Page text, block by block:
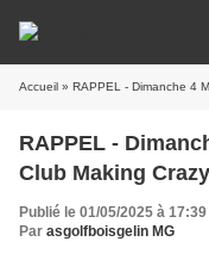
Accueil » RAPPEL - Dimanche 4
RAPPEL -
Club Making
Publié le 01/05/2025 à 17:39
Par asgolfboisgelin MG